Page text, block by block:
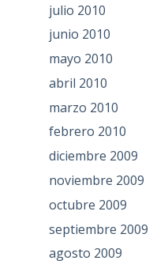
julio 2010
junio 2010
mayo 2010
abril 2010
marzo 2010
febrero 2010
diciembre 2009
noviembre 2009
octubre 2009
septiembre 2009
agosto 2009